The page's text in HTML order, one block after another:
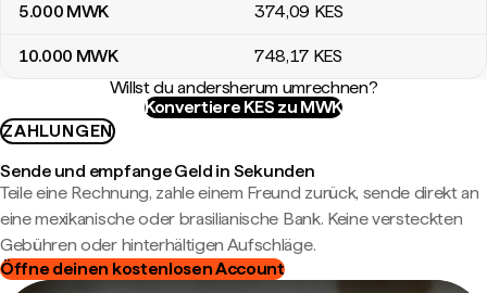
5.000 MWK 374,09 KES
10.000 MWK 748,17 KES
Willst du andersherum umrechnen?
Konvertiere KES zu MWK
ZAHLUNGEN
Sende und empfange Geld in Sekunden
Teile eine Rechnung, zahle einem Freund zurück, sende direkt an
eine mexikanische oder brasilianische Bank. Keine versteckten
Gebühren oder hinterhältigen Aufschläge.
Öffne deinen kostenlosen Account